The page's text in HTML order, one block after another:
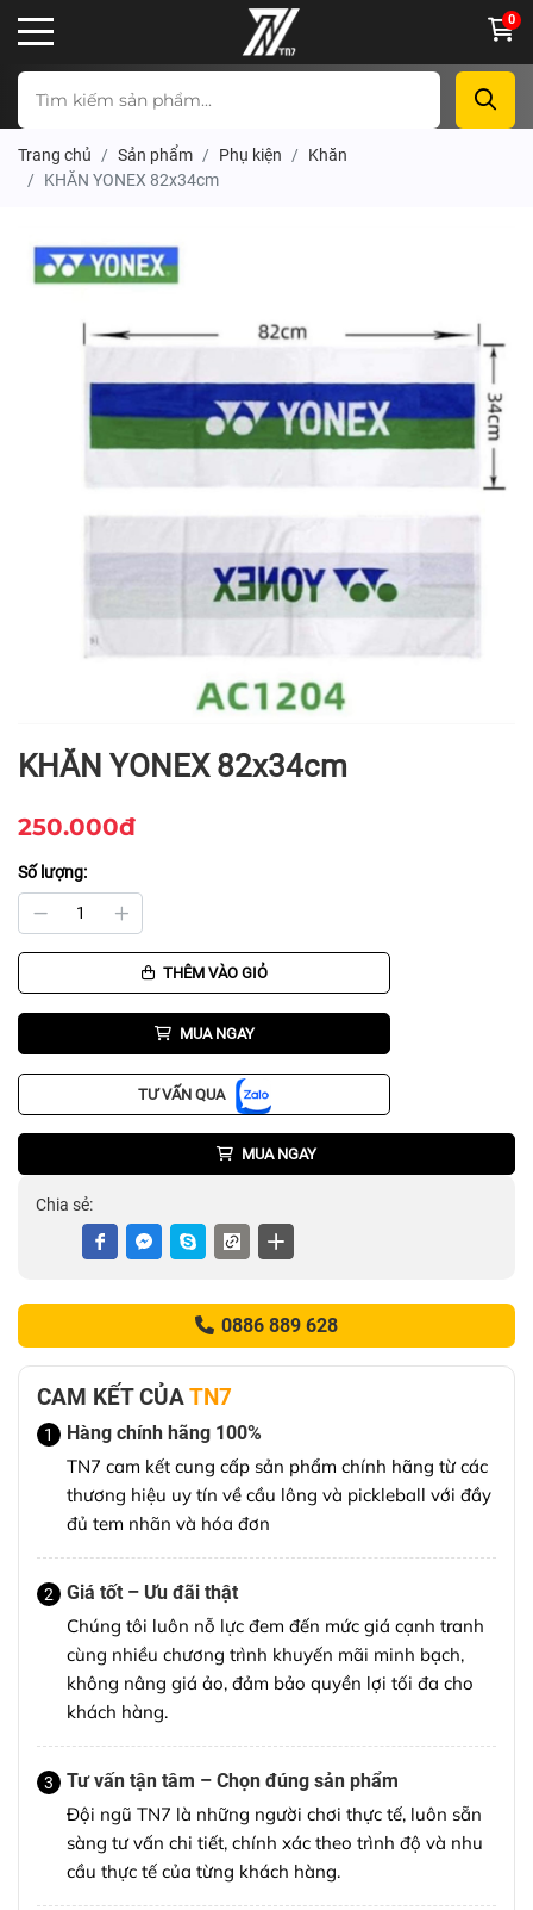
0
Trang chủ Sản phẩm Phụ kiện
Khăn
KHĂN YONEX 82x34cm
KHĂN YONEX 82x34cm
250.000đ
Số lượng:
THÊM VÀO GIỎ
MUA NGAY
TƯ VẤN QUA
MUA NGAY
Chia sẻ:
0886 889 628
CAM KẾT CỦATN7
1
Hàng chính hãng 100%
TN7 cam kết cung cấp sản phẩm chính hãng từ các
thương hiệu uy tín về cầu lông và pickleball với đầy
đủ tem nhãn và hóa đơn
2
Giá tốt – Ưu đãi thật
Chúng tôi luôn nỗ lực đem đến mức giá cạnh tranh
cùng nhiều chương trình khuyến mãi minh bạch,
không nâng giá ảo, đảm bảo quyền lợi tối đa cho
khách hàng.
3
Tư vấn tận tâm – Chọn đúng sản phẩm
Đội ngũ TN7 là những người chơi thực tế, luôn sẵn
sàng tư vấn chi tiết, chính xác theo trình độ và nhu
cầu thực tế của từng khách hàng.